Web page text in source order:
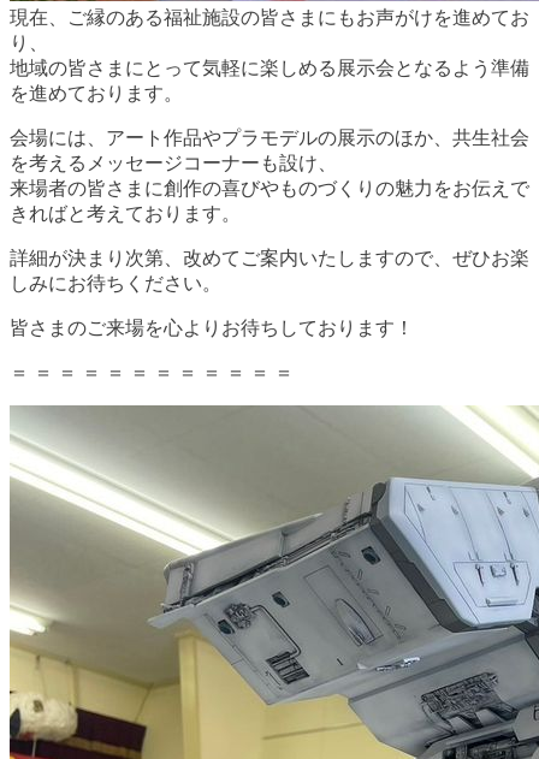
現在、ご縁のある福祉施設の皆さまにもお声がけを進めてお
り、
地域の皆さまにとって気軽に楽しめる展示会となるよう準備
を進めております。
会場には、アート作品やプラモデルの展示のほか、共生社会
を考えるメッセージコーナーも設け、
来場者の皆さまに創作の喜びやものづくりの魅力をお伝えで
きればと考えております。
詳細が決まり次第、改めてご案内いたしますので、ぜひお楽
しみにお待ちください。
皆さまのご来場を心よりお待ちしております！
＝ ＝ ＝ ＝ ＝ ＝ ＝ ＝ ＝ ＝ ＝ ＝